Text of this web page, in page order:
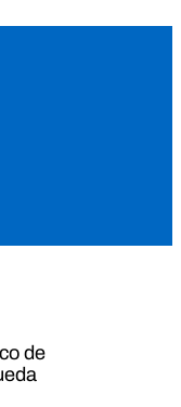
de